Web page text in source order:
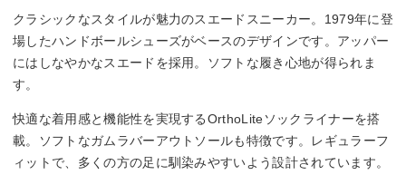
クラシックなスタイルが魅力のスエードスニーカー。1979年に登
場したハンドボールシューズがベースのデザインです。アッパー
にはしなやかなスエードを採用。ソフトな履き心地が得られま
す。
快適な着用感と機能性を実現するOrthoLiteソックライナーを搭
載。ソフトなガムラバーアウトソールも特徴です。レギュラーフ
ィットで、多くの方の足に馴染みやすいよう設計されています。